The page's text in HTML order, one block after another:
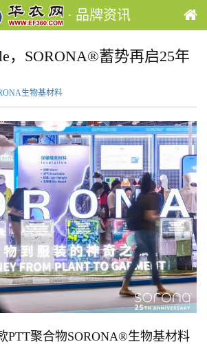
· 品牌资讯
，SORONA®蓄势再启25年
生物基材料
PTT聚合物SORONA®生物基材料